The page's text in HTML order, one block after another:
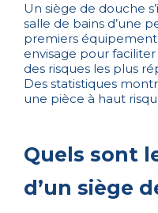
Un siège de douche
salle de bains d’une
premiers
envisage pour faciliter
des risques les plus
Des statistiques
une pièce à haut
Quels sont
d’un siège